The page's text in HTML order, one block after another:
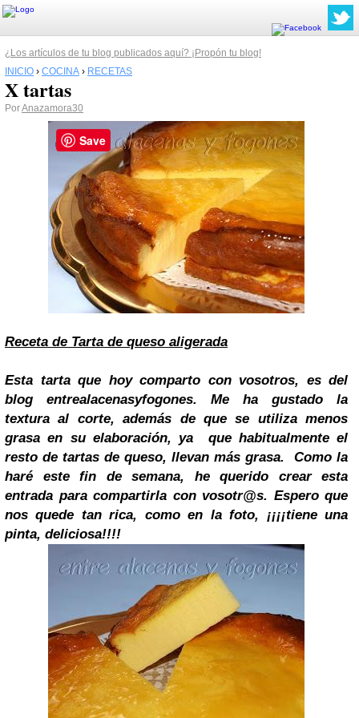
¿Los artículos de tu blog publicados aquí? ¡Propón tu blog!
INICIO › COCINA › RECETAS
X tartas
PorAnazamora30
Receta de Tarta de queso aligerada
Esta tarta que hoy comparto con vosotros, es del
blog entrealacenasyfogones. Me ha gustado la
textura al corte, además de que se utiliza menos
grasa en su elaboración, ya que habitualmente el
resto de tartas de queso, llevan más grasa.
Como la
haré este fin de semana, he querido crear esta
entrada para compartirla con vosotr@s. Espero que
nos quede tan rica, como en la foto, ¡¡¡¡tiene una
pinta, deliciosa!!!!
Save